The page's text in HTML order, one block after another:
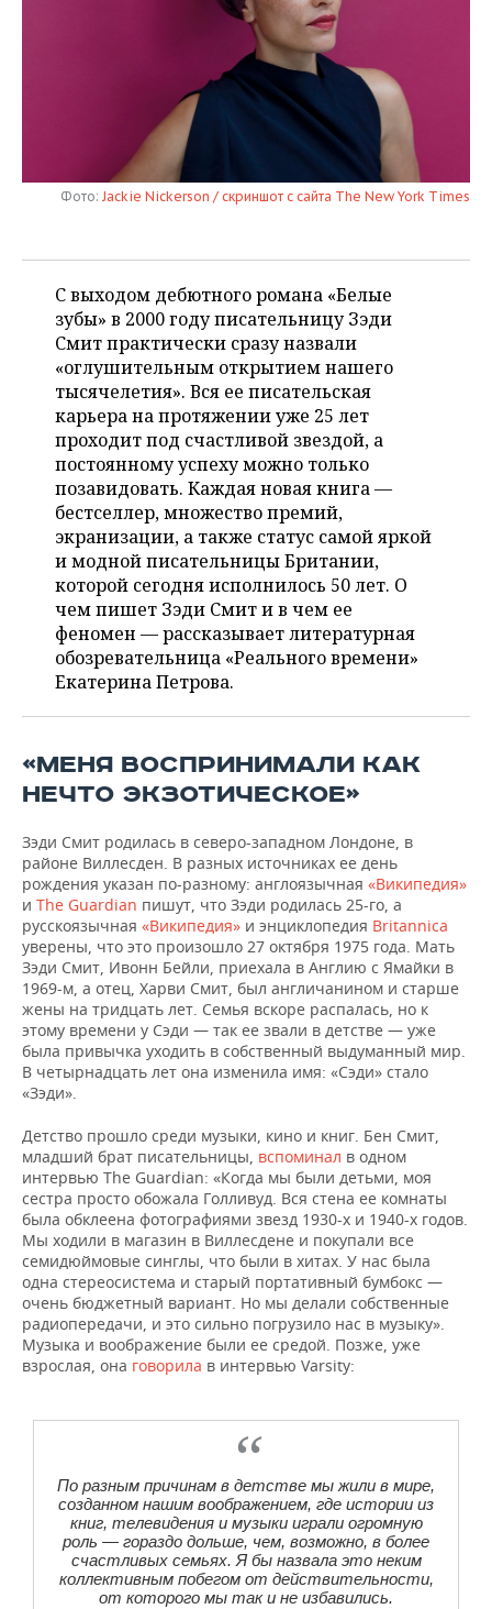
ЭНЕРГЕТИКА
ТЕЛЕКОММУНИКАЦИИ
НОВОСТИ МЕРОПРИЯТИЙ
ВЫЕЗДНАЯ РЕДАКЦИЯ
БИЗНЕС-БРАНЧИ
ОТКРЫТАЯ ЛЕКЦИЯ
НОВОСТИ СПОРТА
ФУТБОЛ
БАСКЕТБОЛ
ВОЛЕЙБОЛ
КИБЕРСПОРТ
ФИГУРНОЕ КАТАНИЕ
ВОДНЫЕ ВИДЫ СПОРТА
ХОККЕЙ С МЯЧОМ
НОВОСТИ ОБЩЕСТВА
ИНФРАСТРУКТУРА
ИСТОРИЯ
КУЛЬТУРА
МЕДИЦИНА
ОБРАЗОВАНИЕ
ПРОИСШЕСТВИЯ
ФОТОГАЛЕРЕЯ
СПРАВОЧНИК
СПИСОК ПЕРСОН
СПИСОК КОМПАНИЙ
ПОЛНАЯ ВЕРСИЯ
Фото: Jackie Nickerson / скриншот с сайта The New York Times
С выходом дебютного романа «Белые
зубы» в 2000 году писательницу Зэди
Смит практически сразу назвали
«оглушительным открытием нашего
тысячелетия». Вся ее писательская
карьера на протяжении уже 25 лет
проходит под счастливой звездой, а
постоянному успеху можно только
позавидовать. Каждая новая книга —
бестселлер, множество премий,
экранизации, а также статус самой яркой
и модной писательницы Британии,
которой сегодня исполнилось 50 лет. О
чем пишет Зэди Смит и в чем ее
феномен — рассказывает литературная
обозревательница «Реального времени»
Екатерина Петрова.
«МЕНЯ ВОСПРИНИМАЛИ КАК
НЕЧТО ЭКЗОТИЧЕСКОЕ»
Зэди Смит родилась в северо-западном Лондоне, в
районе Виллесден. В разных источниках ее день
рождения указан по-разному: англоязычная «Википедия»
и The Guardian пишут, что Зэди родилась 25-го, а
русскоязычная «Википедия» и энциклопедия Britannica
уверены, что это произошло 27 октября 1975 года. Мать
Зэди Смит, Ивонн Бейли, приехала в Англию с Ямайки в
1969-м, а отец, Харви Смит, был англичанином и старше
жены на тридцать лет. Семья вскоре распалась, но к
этому времени у Сэди — так ее звали в детстве — уже
была привычка уходить в собственный выдуманный мир.
В четырнадцать лет она изменила имя: «Сэди» стало
«Зэди».
Детство прошло среди музыки, кино и книг. Бен Смит,
младший брат писательницы, вспоминал в одном
интервью The Guardian: «Когда мы были детьми, моя
сестра просто обожала Голливуд. Вся стена ее комнаты
была обклеена фотографиями звезд 1930-х и 1940-х годов.
Мы ходили в магазин в Виллесдене и покупали все
семидюймовые синглы, что были в хитах. У нас была
одна стереосистема и старый портативный бумбокс —
очень бюджетный вариант. Но мы делали собственные
радиопередачи, и это сильно погрузило нас в музыку».
Музыка и воображение были ее средой. Позже, уже
взрослая, она говорила в интервью Varsity:
По разным причинам в детстве мы жили в мире,
созданном нашим воображением, где истории из
книг, телевидения и музыки играли огромную
роль — гораздо дольше, чем, возможно, в более
счастливых семьях. Я бы назвала это неким
коллективным побегом от действительности,
от которого мы так и не избавились.